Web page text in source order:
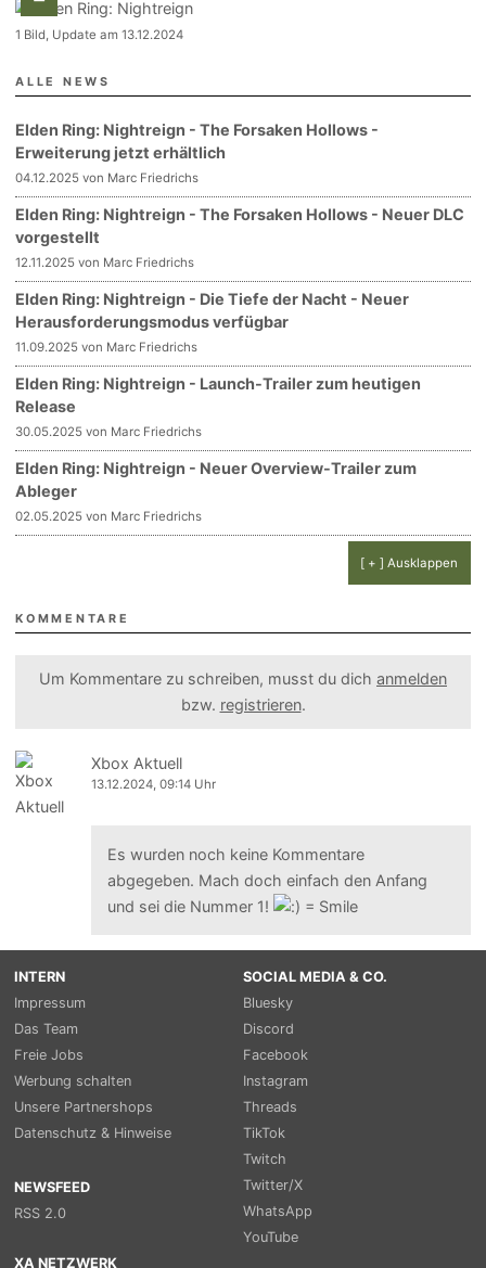
1 Bild, Update am 13.12.2024
ALLE NEWS
Elden Ring: Nightreign - The Forsaken Hollows -
Erweiterung jetzt erhältlich
04.12.2025 von Marc Friedrichs
Elden Ring: Nightreign - The Forsaken Hollows - Neuer DLC
vorgestellt
12.11.2025 von Marc Friedrichs
Elden Ring: Nightreign - Die Tiefe der Nacht - Neuer
Herausforderungsmodus verfügbar
11.09.2025 von Marc Friedrichs
Elden Ring: Nightreign - Launch-Trailer zum heutigen
Release
30.05.2025 von Marc Friedrichs
Elden Ring: Nightreign - Neuer Overview-Trailer zum
Ableger
02.05.2025 von Marc Friedrichs
[ + ] Ausklappen
KOMMENTARE
Um Kommentare zu schreiben, musst du dich anmelden
bzw. registrieren.
Xbox Aktuell
13.12.2024, 09:14 Uhr
Es wurden noch keine Kommentare
abgegeben. Mach doch einfach den Anfang
und sei die Nummer 1!
INTERN
Impressum
Das Team
Freie Jobs
Werbung schalten
Unsere Partnershops
Datenschutz & Hinweise
NEWSFEED
RSS 2.0
SOCIAL MEDIA & CO.
Bluesky
Discord
Facebook
Instagram
Threads
TikTok
Twitch
Twitter/X
WhatsApp
YouTube
XA NETZWERK